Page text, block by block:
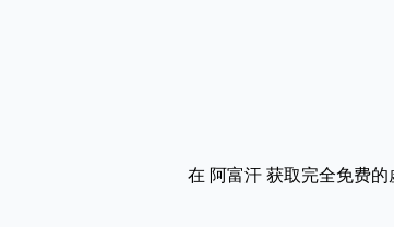
在 阿富汗 获取完全免费